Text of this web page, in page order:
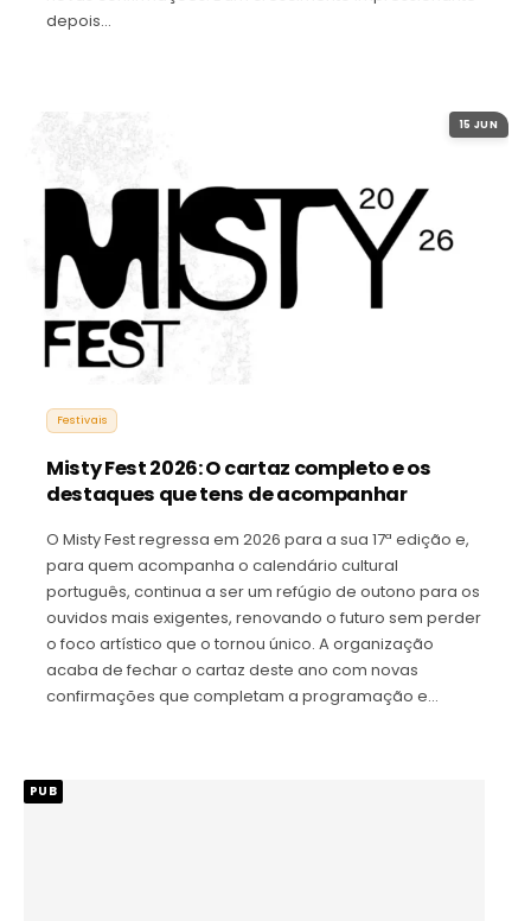
depois…
15 JUN
Festivais
Misty Fest 2026: O cartaz completo e os
destaques que tens de acompanhar
O Misty Fest regressa em 2026 para a sua 17ª edição e,
para quem acompanha o calendário cultural
português, continua a ser um refúgio de outono para os
ouvidos mais exigentes, renovando o futuro sem perder
o foco artístico que o tornou único. A organização
acaba de fechar o cartaz deste ano com novas
confirmações que completam a programação e…
PUB